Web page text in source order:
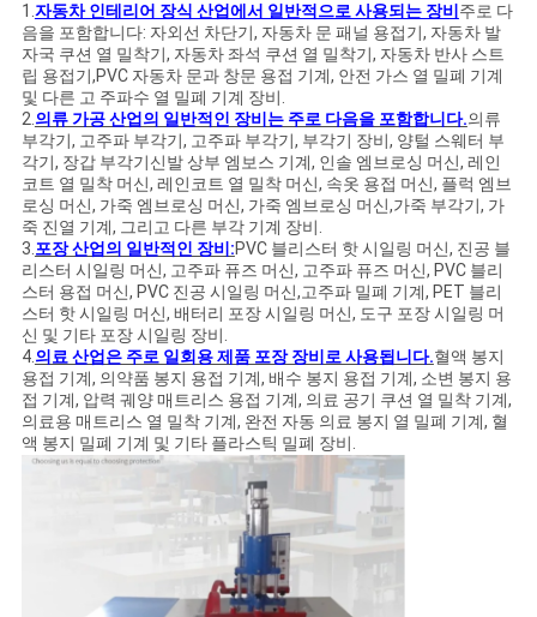
견
적
요
청
사
이
트
맵
1.자동차 인테리어 장식 산업에서 일반적으로 사용되는 장비 주로 다
음을 포함합니다: 자외선 차단기, 자동차 문 패널 용접기, 자동차 발
자국 쿠션 열 밀착기, 자동차 좌석 쿠션 열 밀착기, 자동차 반사 스트
립 용접기,PVC 자동차 문과 창문 용접 기계, 안전 가스 열 밀폐 기계
및 다른 고 주파수 열 밀폐 기계 장비.
2.의류 가공 산업의 일반적인 장비는 주로 다음을 포함합니다.의류
부각기, 고주파 부각기, 고주파 부각기, 부각기 장비, 양털 스웨터 부
각기, 장갑 부각기신발 상부 엠보스 기계, 인솔 엠브로싱 머신, 레인
코트 열 밀착 머신, 레인코트 열 밀착 머신, 속옷 용접 머신, 플럭 엠브
로싱 머신, 가죽 엠브로싱 머신, 가죽 엠브로싱 머신,가죽 부각기, 가
죽 진열 기계, 그리고 다른 부각 기계 장비.
3.포장 산업의 일반적인 장비:PVC 블리스터 핫 시일링 머신, 진공 블
리스터 시일링 머신, 고주파 퓨즈 머신, 고주파 퓨즈 머신, PVC 블리
스터 용접 머신, PVC 진공 시일링 머신,고주파 밀폐 기계, PET 블리
스터 핫 시일링 머신, 배터리 포장 시일링 머신, 도구 포장 시일링 머
신 및 기타 포장 시일링 장비.
4.의료 산업은 주로 일회용 제품 포장 장비로 사용됩니다.혈액 봉지
용접 기계, 의약품 봉지 용접 기계, 배수 봉지 용접 기계, 소변 봉지 용
접 기계, 압력 궤양 매트리스 용접 기계, 의료 공기 쿠션 열 밀착 기계,
의료용 매트리스 열 밀착 기계, 완전 자동 의료 봉지 열 밀폐 기계, 혈
액 봉지 밀폐 기계 및 기타 플라스틱 밀폐 장비.